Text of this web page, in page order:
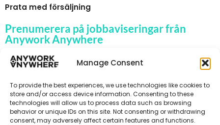
Manage Consent
To provide the best experiences, we use technologies like cookies to
store and/or access device information. Consenting to these
technologies will allow us to process data such as browsing
behavior or unique IDs on this site. Not consenting or withdrawing
consent, may adversely affect certain features and functions.
Prata med försäljning
Prenumerera på jobbaviseringar från
Anywork Anywhere
🌞 F Å JOBBAVISERINGAR